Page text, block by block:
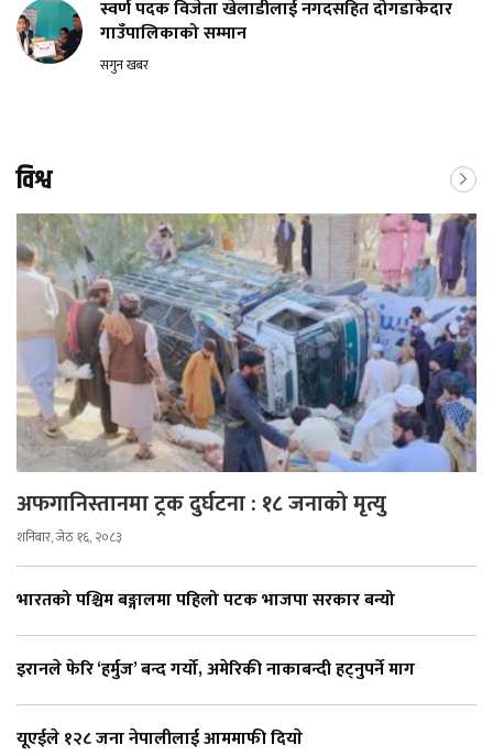
स्वर्ण पदक विजेता खेलाडीलाई नगदसहित दोगडाकेदार
गाउँपालिकाको सम्मान
सगुन खबर
विश्व
अफगानिस्तानमा ट्रक दुर्घटना : १८ जनाको मृत्यु
शनिबार, जेठ १६, २०८३
भारतको पश्चिम बङ्गालमा पहिलो पटक भाजपा सरकार बन्यो
इरानले फेरि ‘हर्मुज’ बन्द गर्यो, अमेरिकी नाकाबन्दी हट्नुपर्ने माग
यूएईले १२८ जना नेपालीलाई आममाफी दियाे